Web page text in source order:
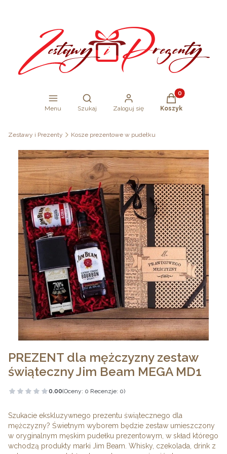
Menu
Otwórz wyszukiwarkę
Szukaj Zaloguj się
Produkty w
Koszyk
Zestawy i Prezenty Kosze prezentowe w pudełku
PREZENT dla mężczyzny zestaw
świąteczny Jim Beam MEGA MD1
0.00(Oceny: 0 Recenzje: 0)
Przejdź do sekcji Opinie
Szukacie ekskluzywnego prezentu świątecznego dla
mężczyzny? Świetnym wyborem będzie zestaw umieszczony
w oryginalnym męskim pudełku prezentowym, w skład którego
wchodzą produkty marki Jim Beam. Whisky, czekolada, drink z